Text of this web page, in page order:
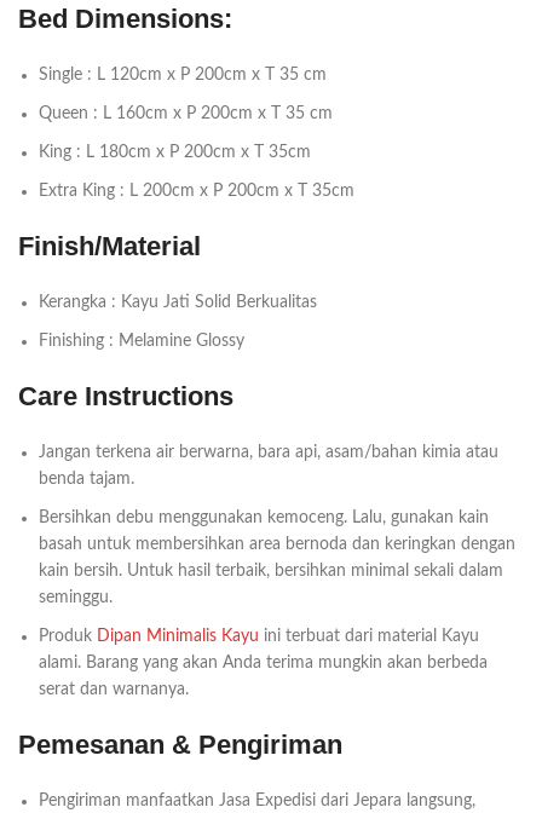
Bed Dimensions:
Single : L 120cm x P 200cm x T 35 cm
Queen : L 160cm x P 200cm x T 35 cm
King : L 180cm x P 200cm x T 35cm
Extra King : L 200cm x P 200cm x T 35cm
Finish/Material
Kerangka : Kayu Jati Solid Berkualitas
Finishing : Melamine Glossy
Care Instructions
Jangan terkena air berwarna, bara api, asam/bahan kimia atau
benda tajam.
Bersihkan debu menggunakan kemoceng. Lalu, gunakan kain
basah untuk membersihkan area bernoda dan keringkan dengan
kain bersih. Untuk hasil terbaik, bersihkan minimal sekali dalam
seminggu.
Produk Dipan Minimalis Kayu ini terbuat dari material Kayu
alami. Barang yang akan Anda terima mungkin akan berbeda
serat dan warnanya.
Pemesanan & Pengiriman
Pengiriman manfaatkan Jasa Expedisi dari Jepara langsung,